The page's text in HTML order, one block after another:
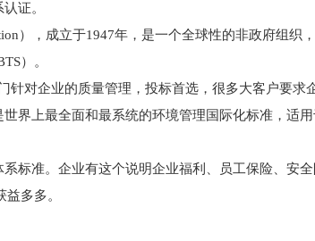
证。
），成立于1947年，是一个全球性的非政府组
）。
对企业的质量管理，投标首选，很多大客户要求
界上最全面和最系统的环境管理国际化标准，适
标准。企业有这个说明企业福利、员工保险、安全
多多。